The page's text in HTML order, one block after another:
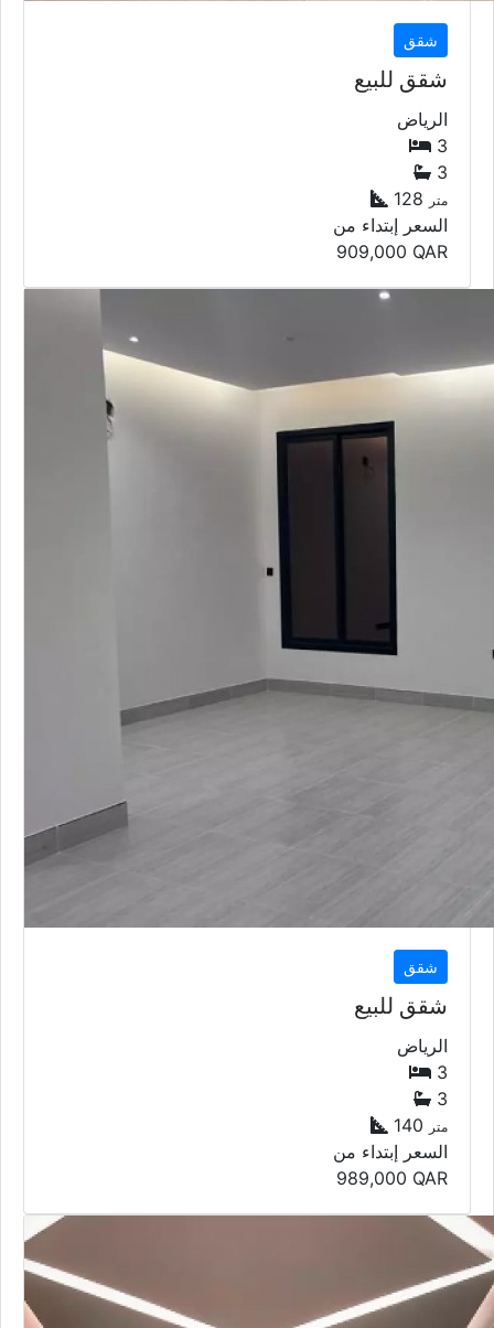
شقق
شقق للبيع
الرياض
3
3
128 متر
السعر إبتداء من
909,000 QAR
شقق
شقق للبيع
الرياض
3
3
140 متر
السعر إبتداء من
989,000 QAR